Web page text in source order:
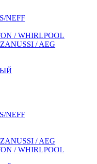
NEFF
/ WHIRLPOOL
/ AEG
NEFF
/ AEG
/ WHIRLPOOL